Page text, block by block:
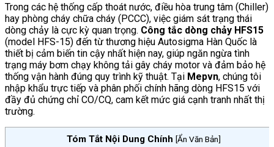
Trong các hệ thống cấp thoát nước, điều hòa trung tâm (Chiller)
hay phòng cháy chữa cháy (PCCC), việc giám sát trạng thái
dòng chảy là cực kỳ quan trọng. Công tắc dòng chảy HFS15
(model HFS-15) đến từ thương hiệu Autosigma Hàn Quốc là
thiết bị cảm biến tin cậy nhất hiện nay, giúp ngăn ngừa tình
trạng máy bơm chạy không tải gây cháy motor và đảm bảo hệ
thống vận hành đúng quy trình kỹ thuật. Tại Mepvn, chúng tôi
nhập khẩu trực tiếp và phân phối chính hãng dòng HFS15 với
đầy đủ chứng chỉ CO/CQ, cam kết mức giá cạnh tranh nhất thị
trường.
Tóm Tắt Nội Dung Chính [Ẩn Văn Bản]